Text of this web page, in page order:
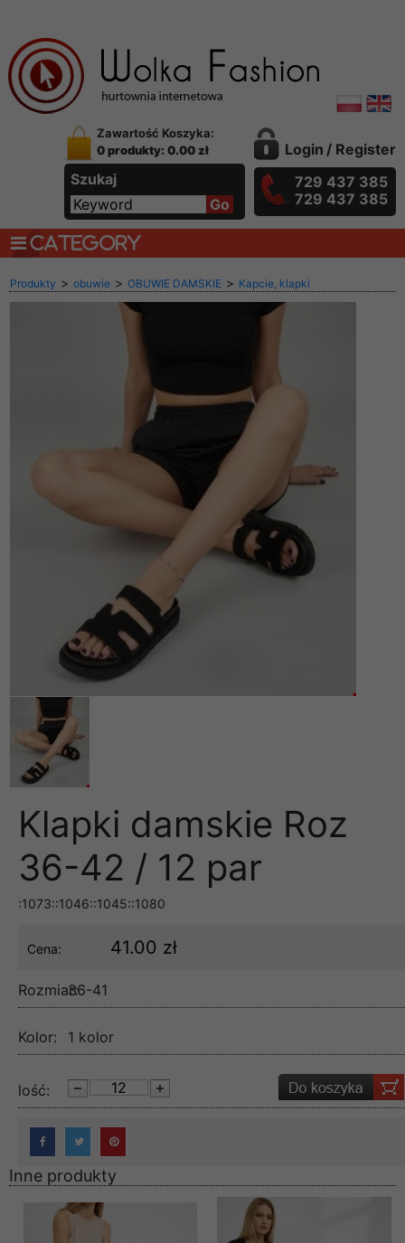
Zawartość Koszyka:
0 produkty: 0.00 zł
Szukaj
Login / Register
729 437 385
729 437 385
CATEGORY
Produkty > obuwie > OBUWIE DAMSKIE > Kapcie, klapki
Klapki damskie Roz
36-42 / 12 par
:1073::1046::1045::1080
Cena: 41.00 zł
Rozmiar:36-41
Kolor: 1 kolor
lość:
Inne produkty